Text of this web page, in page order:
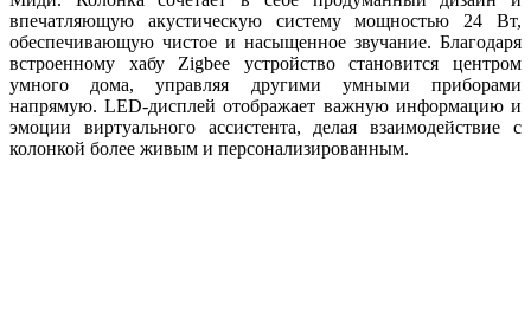
впечатляющую акустическую систему мощностью 24 Вт,
обеспечивающую чистое и насыщенное звучание. Благодаря
встроенному хабу Zigbee устройство становится центром
умного дома, управляя другими умными приборами
напрямую. LED-дисплей отображает важную информацию и
эмоции виртуального ассистента, делая взаимодействие с
колонкой более живым и персонализированным.